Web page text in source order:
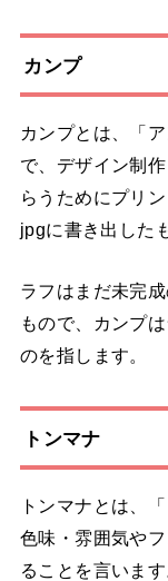
カンプ
カンプとは、「
で、デザイン制
らうためにプリ
jpgに書き出した
ラフはまだ未完
もので、カンプ
のを指します。
トンマナ
トンマナとは、
色味・雰囲気や
ることを言います